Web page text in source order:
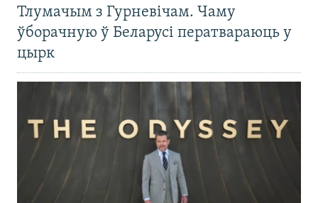
Тлумачым з Гурневічам. Чаму
ўборачную ў Беларусі ператвараюць у
цырк